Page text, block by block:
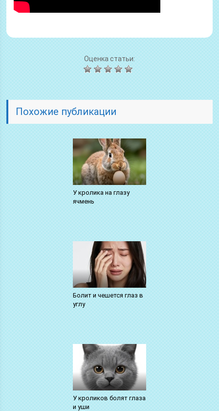
Оценка статьи:
Похожие публикации
У кролика на глазу
ячмень
Болит и чешется глаз в
углу
У кроликов болят глаза
и уши